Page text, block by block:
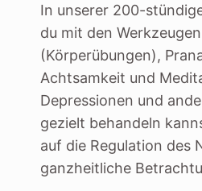
In unserer 200-
du mit den
(Körperübungen),
Achtsamkeit und
Depressionen und
gezielt behandeln
auf die Regulation des
ganzheitliche